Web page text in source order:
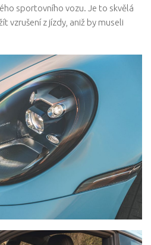
sportovního vozu. Je to skvělá
vzrušení z jízdy, aniž by museli